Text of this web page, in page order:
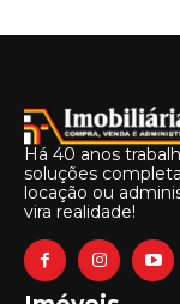
Há 40 anos
soluções
locação ou
vira realidade!